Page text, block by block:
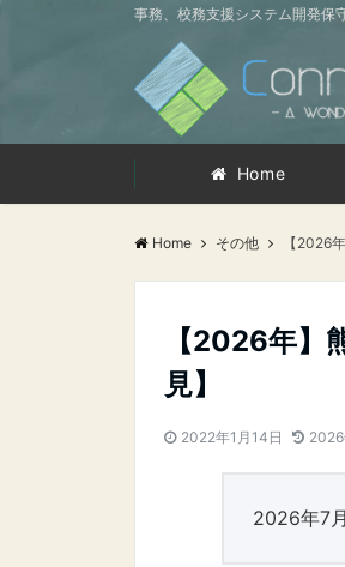
事務、校務支援システム開発保
Home
Home その他 【2026
【2026年】
見】
2022年1月14日
2026年7